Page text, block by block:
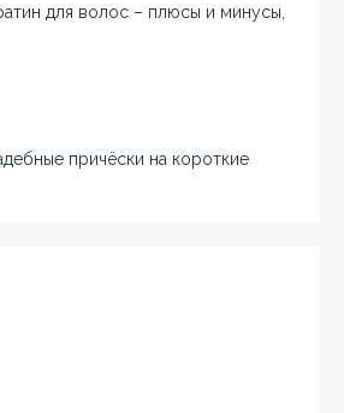
для волос – плюсы и минусы,
причёски на короткие